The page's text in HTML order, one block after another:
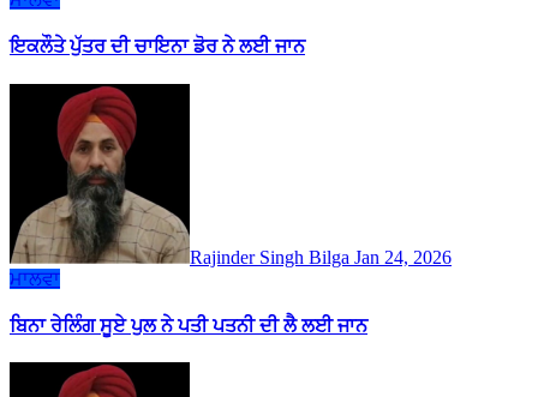
ਇਕਲੌਤੇ ਪੁੱਤਰ ਦੀ ਚਾਇਨਾ ਡੋਰ ਨੇ ਲਈ ਜਾਨ
Rajinder Singh Bilga Jan 24, 2026
ਮਾਲਵਾ
ਬਿਨਾ ਰੇਲਿੰਗ ਸੂਏ ਪੁਲ ਨੇ ਪਤੀ ਪਤਨੀ ਦੀ ਲੈ ਲਈ ਜਾਨ